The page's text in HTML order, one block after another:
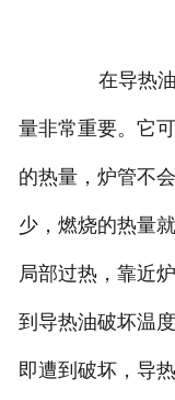
在导热油
量非常重要。它
的热量，炉管不
少，燃烧的热量
局部过热，靠近
到导热油破坏温
即遭到破坏，导